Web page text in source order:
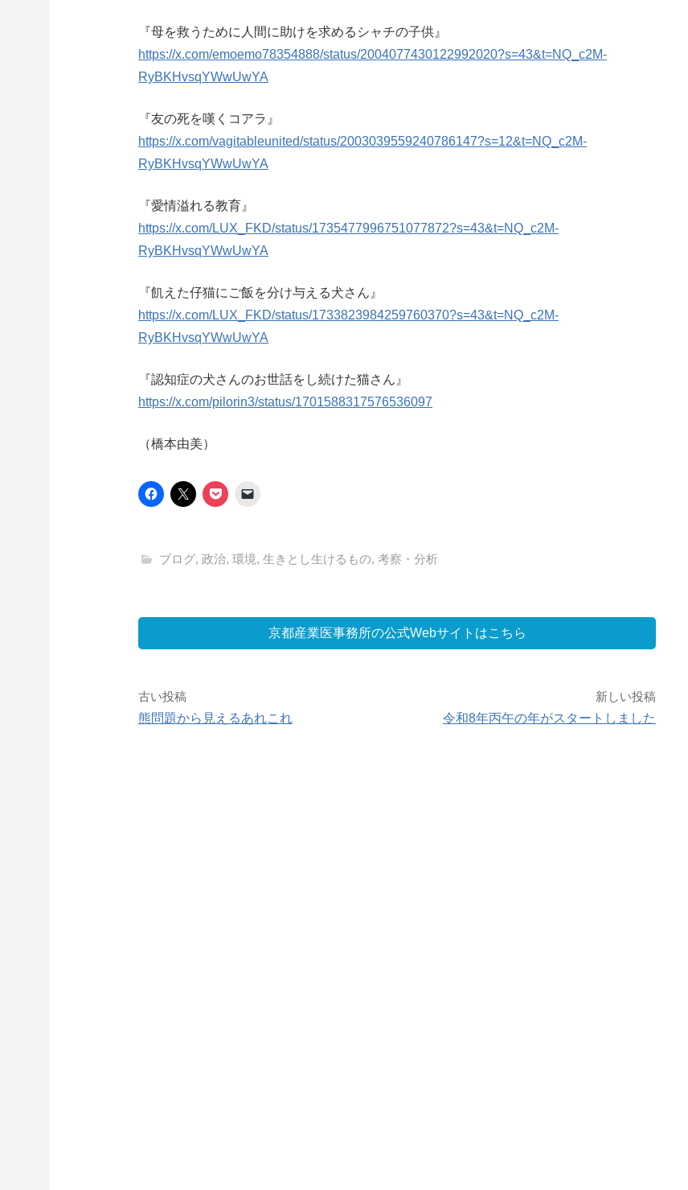
『母を救うために人間に助けを求めるシャチの子供』
https://x.com/emoemo78354888/status/2004077430122992020?s=43&t=NQ_c2M-
RyBKHvsqYWwUwYA
『友の死を嘆くコアラ』
https://x.com/vagitableunited/status/2003039559240786147?s=12&t=NQ_c2M-
RyBKHvsqYWwUwYA
『愛情溢れる教育』
https://x.com/LUX_FKD/status/1735477996751077872?s=43&t=NQ_c2M-
RyBKHvsqYWwUwYA
『飢えた仔猫にご飯を分け与える犬さん』
https://x.com/LUX_FKD/status/1733823984259760370?s=43&t=NQ_c2M-
RyBKHvsqYWwUwYA
『認知症の犬さんのお世話をし続けた猫さん』
https://x.com/pilorin3/status/1701588317576536097
（橋本由美）
ブログ, 政治, 環境, 生きとし生けるもの, 考察・分析
京都産業医事務所の公式Webサイトはこちら
投
稿
古い投稿
熊問題から見えるあれこれ
新しい投稿
令和8年丙午の年がスタートしました